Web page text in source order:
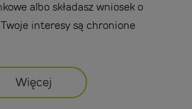
albo składasz wniosek o
interesy są chronione
Więcej